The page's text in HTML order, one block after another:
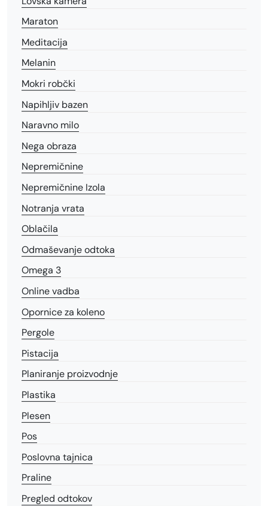
Maraton
Meditacija
Melanin
Mokri robčki
Napihljiv bazen
Naravno milo
Nega obraza
Nepremičnine
Nepremičnine Izola
Notranja vrata
Oblačila
Odmaševanje odtoka
Omega 3
Online vadba
Opornice za koleno
Pergole
Pistacija
Planiranje proizvodnje
Plastika
Plesen
Pos
Poslovna tajnica
Praline
Pregled odtokov